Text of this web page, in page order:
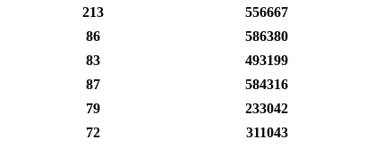
213
556667
86
586380
83
493199
87
584316
79
233042
72
311043